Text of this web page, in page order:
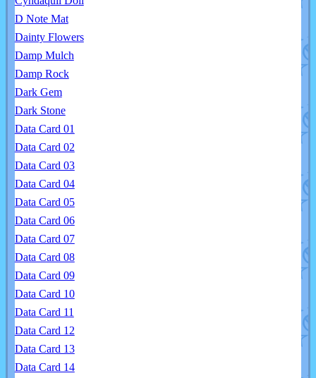
D Note Mat
Dainty Flowers
Damp Mulch
Damp Rock
Dark Gem
Dark Stone
Data Card 01
Data Card 02
Data Card 03
Data Card 04
Data Card 05
Data Card 06
Data Card 07
Data Card 08
Data Card 09
Data Card 10
Data Card 11
Data Card 12
Data Card 13
Data Card 14